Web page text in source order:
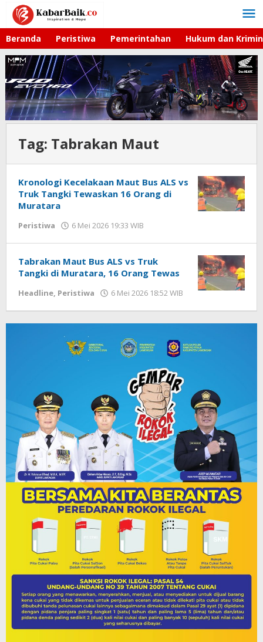
Lewati
konten
Beranda Peristiwa Pemerintahan Hukum dan
Tag: Tabrakan Maut
Kronologi Kecelakaan Maut Bus ALS vs
Truk Tangki Tewaskan 16 Orang di
Muratara
Peristiwa 6 Mei 2026 19:33 WIB
Tabrakan Maut Bus ALS vs Truk
Tangki di Muratara, 16 Orang Tewas
Headline, Peristiwa 6 Mei 2026 18:52 WIB
oleh